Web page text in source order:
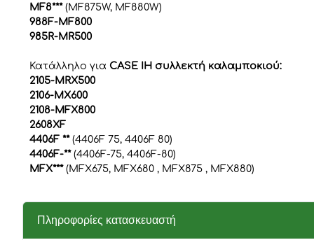
MF8***(MF875W, MF880W)
988F-MF800
985R-MR500
Κατάλληλο για CASE IH συλλεκτή καλαμποκιού:
2105-MRX500
2106-MX600
2108-MFX800
2608XF
4406F **(4406F 75, 4406F 80)
4406F-**(4406F-75, 4406F-80)
MFX***(MFX675, MFX680 , MFX875 , MFX880)
Πληροφορίες κατασκευαστή